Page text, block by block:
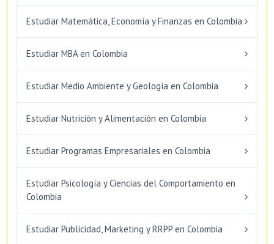
Estudiar Matemática, Economía y Finanzas en Colombia
Estudiar MBA en Colombia
Estudiar Medio Ambiente y Geología en Colombia
Estudiar Nutrición y Alimentación en Colombia
Estudiar Programas Empresariales en Colombia
Estudiar Psicología y Ciencias del Comportamiento en
Colombia
Estudiar Publicidad, Marketing y RRPP en Colombia